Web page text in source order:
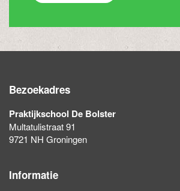
Bezoekadres
Praktijkschool De Bolster
Multatulistraat 91
9721 NH Groningen
Informatie